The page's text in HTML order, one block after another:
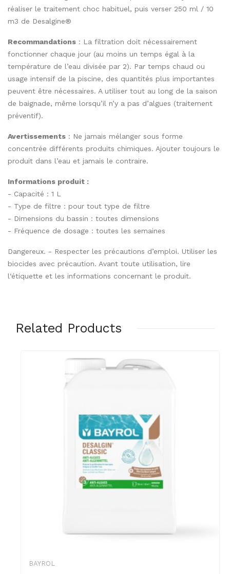
réaliser le traitement choc habituel, puis verser 250 ml / 10
m3 de Desalgine®
Recommandations : La filtration doit nécessairement
fonctionner chaque jour (au moins un temps égal à la
température de l’eau divisée par 2). Par temps chaud ou
usage intensif de la piscine, des quantités plus importantes
peuvent être nécessaires. A utiliser tout au long de la saison
de baignade, même lorsqu’il n’y a pas d’algues (traitement
préventif).
Avertissements : Ne jamais mélanger sous forme
concentrée différents produits chimiques. Ajouter toujours le
produit dans l’eau et jamais le contraire.
Informations produit :
- Capacité : 1 L
- Type de filtre : pour tout type de filtre
- Dimensions du bassin : toutes dimensions
- Fréquence de dosage : toutes les semaines
Dangereux. - Respecter les précautions d’emploi. Utiliser les
biocides avec précaution. Avant toute utilisation, lire
l‘étiquette et les informations concernant le produit.
Related Products
BAYROL